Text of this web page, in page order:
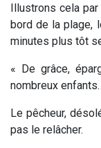
Illustrons cela par
bord de la plage,
minutes plus tôt
« De grâce,
nombreux
Le pêcheur,
pas le relâcher.